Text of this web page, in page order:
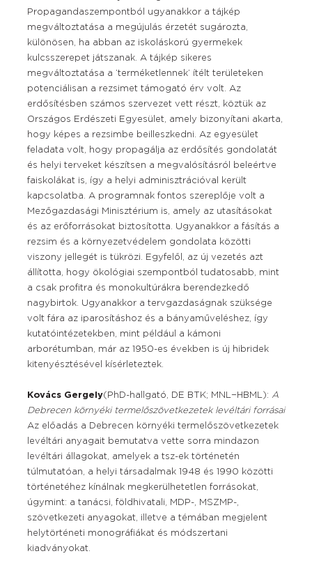
Propagandaszempontból ugyanakkor a tájkép
megváltoztatása a megújulás érzetét sugározta,
különösen, ha abban az iskoláskorú gyermekek
kulcsszerepet játszanak. A tájkép sikeres
megváltoztatása a ’terméketlennek’ ítélt területeken
potenciálisan a rezsimet támogató érv volt. Az
erdősítésben számos szervezet vett részt, köztük az
Országos Erdészeti Egyesület, amely bizonyítani akarta,
hogy képes a rezsimbe beilleszkedni. Az egyesület
feladata volt, hogy propagálja az erdősítés gondolatát
és helyi terveket készítsen a megvalósításról beleértve
faiskolákat is, így a helyi adminisztrációval került
kapcsolatba. A programnak fontos szereplője volt a
Mezőgazdasági Minisztérium is, amely az utasításokat
és az erőforrásokat biztosította. Ugyanakkor a fásítás a
rezsim és a környezetvédelem gondolata közötti
viszony jellegét is tükrözi. Egyfelől, az új vezetés azt
állította, hogy ökológiai szempontból tudatosabb, mint
a csak profitra és monokultúrákra berendezkedő
nagybirtok. Ugyanakkor a tervgazdaságnak szüksége
volt fára az iparosításhoz és a bányaműveléshez, így
kutatóintézetekben, mint például a kámoni
arborétumban, már az 1950-es években is új hibridek
kitenyésztésével kísérleteztek.
Kovács Gergely(PhD-hallgató, DE BTK; MNL−HBML): A
Debrecen környéki termelőszövetkezetek levéltári forrásai
Az előadás a Debrecen környéki termelőszövetkezetek
levéltári anyagait bemutatva vette sorra mindazon
levéltári állagokat, amelyek a tsz-ek történetén
túlmutatóan, a helyi társadalmak 1948 és 1990 közötti
történetéhez kínálnak megkerülhetetlen forrásokat,
úgymint: a tanácsi, földhivatali, MDP-, MSZMP-,
szövetkezeti anyagokat, illetve a témában megjelent
helytörténeti monográfiákat és módszertani
kiadványokat.